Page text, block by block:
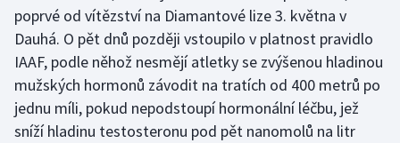
Futsal
Golf
Gymnastika
Házená
poprvé od vítězství na Diamantové lize 3. května v
Dauhá. O pět dnů později vstoupilo v platnost pravidlo
IAAF, podle něhož nesmějí atletky se zvýšenou hladinou
mužských hormonů závodit na tratích od 400 metrů po
jednu míli, pokud nepodstoupí hormonální léčbu, jež
sníží hladinu testosteronu pod pět nanomolů na litr